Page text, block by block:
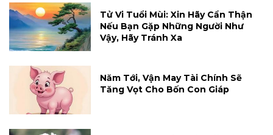
Tử Vi Tuổi Mùi: Xin Hãy Cẩn Thận
Nếu Bạn Gặp Những Người Như
Vậy, Hãy Tránh Xa
Năm Tới, Vận May Tài Chính Sẽ
Tăng Vọt Cho Bốn Con Giáp